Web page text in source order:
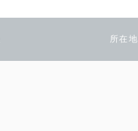
所在地